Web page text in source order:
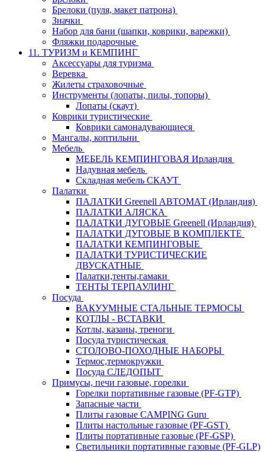
Брелоки (пуля, макет патрона)
Значки
Набор для бани (шапки, коврики, варежки)
Фляжки подарочные
11. ТУРИЗМ и КЕМПИНГ
Аксессуары для туризма
Веревка
Жилеты страховочные
Инструменты (лопаты, пилы, топоры)
Лопаты (скаут)
Коврики туристические
Коврики самонадувающиеся
Мангалы, коптильни
Мебель
МЕБЕЛЬ КЕМПИНГОВАЯ Ирландия
Надувная мебель
Складная мебель СКАУТ
Палатки
ПАЛАТКИ Greenell АВТОМАТ (Ирландия)
ПАЛАТКИ АЛЯСКА
ПАЛАТКИ ДУГОВЫЕ Greenell (Ирландия)
ПАЛАТКИ ДУГОВЫЕ В КОМПЛЕКТЕ
ПАЛАТКИ КЕМПИНГОВЫЕ
ПАЛАТКИ ТУРИСТИЧЕСКИЕ
ДВУСКАТНЫЕ
Палатки,тенты,гамаки
ТЕНТЫ ТЕРПАУЛИНГ
Посуда
ВАКУУМНЫЕ СТАЛЬНЫЕ ТЕРМОСЫ
КОТЛЫ - ВСТАВКИ
Котлы, казаны, треноги
Посуда туристическая
СТОЛОВО-ПОХОДНЫЕ НАБОРЫ
Термос,термокружки
Посуда СЛЕДОПЫТ
Примусы, печи газовые, горелки
Горелки портативные газовые (PF-GTP)
Запасные части
Плиты газовые CAMPING Guru
Плиты настольные газовые (PF-GST)
Плиты портативные газовые (PF-GSP)
Светильники портативные газовые (PF-GLP)